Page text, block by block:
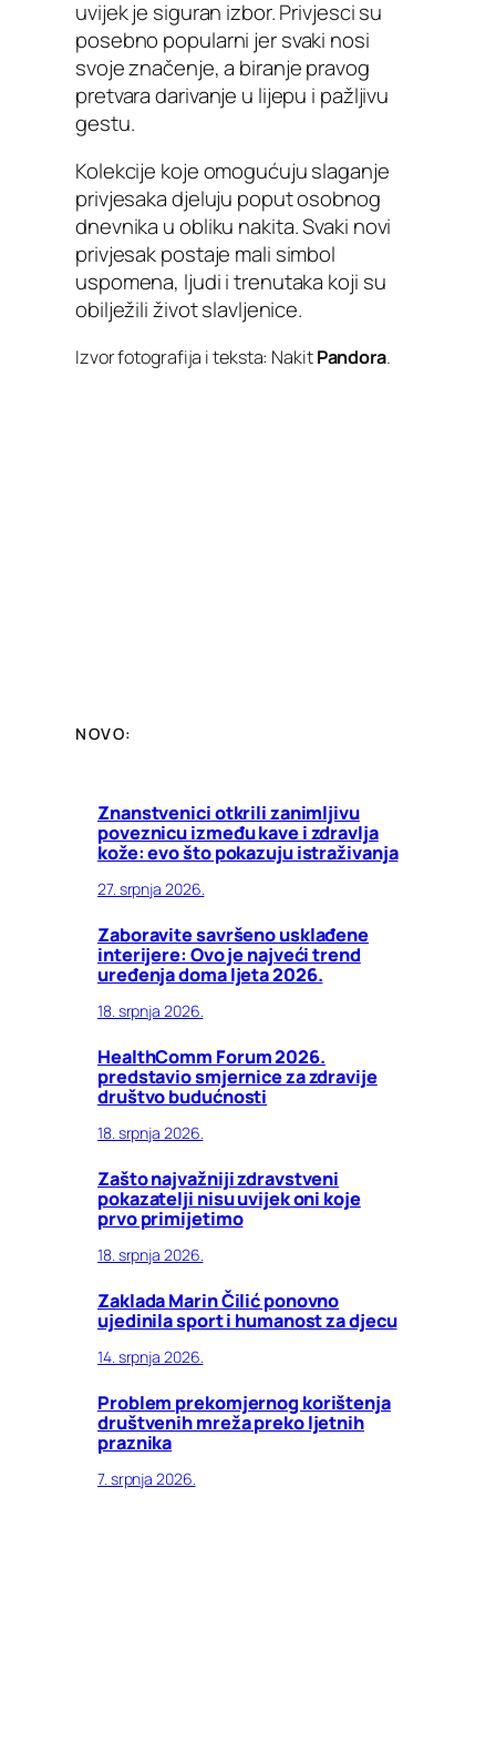
uvijek je siguran izbor. Privjesci su
posebno popularni jer svaki nosi
svoje značenje, a biranje pravog
pretvara darivanje u lijepu i pažljivu
gestu.
Kolekcije koje omogućuju slaganje
privjesaka djeluju poput osobnog
dnevnika u obliku nakita. Svaki novi
privjesak postaje mali simbol
uspomena, ljudi i trenutaka koji su
obilježili život slavljenice.
Izvor fotografija i teksta: NakitPandora.
NOVO:
Znanstvenici otkrili zanimljivu
poveznicu između kave i zdravlja
kože: evo što pokazuju istraživanja
27. srpnja 2026.
Zaboravite savršeno usklađene
interijere: Ovo je najveći trend
uređenja doma ljeta 2026.
18. srpnja 2026.
HealthComm Forum 2026.
predstavio smjernice za zdravije
društvo budućnosti
18. srpnja 2026.
Zašto najvažniji zdravstveni
pokazatelji nisu uvijek oni koje
prvo primijetimo
18. srpnja 2026.
Zaklada Marin Čilić ponovno
ujedinila sport i humanost za djecu
14. srpnja 2026.
Problem prekomjernog korištenja
društvenih mreža preko ljetnih
praznika
7. srpnja 2026.